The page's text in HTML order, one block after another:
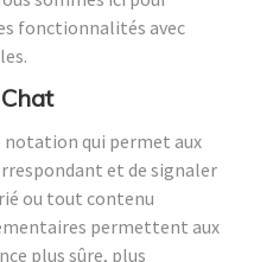
fonctionnalités avec
notation qui permet aux
et de signaler
ou tout contenu
permettent aux
plus sûre, plus